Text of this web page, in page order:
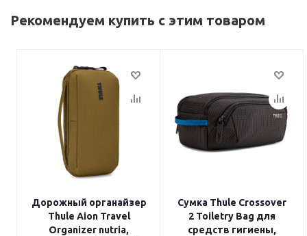
Рекомендуем купить с этим товаром
Дорожный органайзер
Thule Aion Travel
Organizer nutria,
Сумка Thule Crossover
2 Toiletry Bag для
средств гигиены,